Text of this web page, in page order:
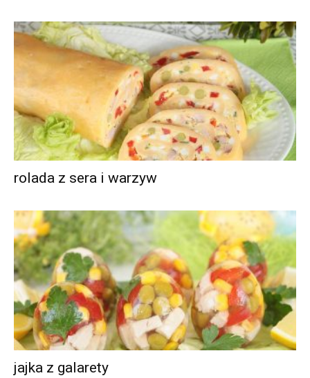
rolada z sera i warzyw
jajka z galarety